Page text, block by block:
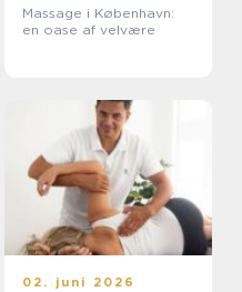
Massage i København:
en oase af velvære
02. juni 2026